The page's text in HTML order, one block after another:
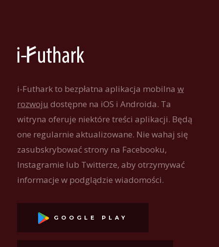
i-Futhark to bezpłatna aplikacja mobilna w
rozwoju dostępne na iOS i Androida. Ta
witryna oferuje niektóre treści aplikacji. Będą
one regularnie aktualizowane. Nie wahaj się
zasubskrybować strony na Facebooku,
Instagramie lub Twitterze, aby otrzymywać
informacje w podglądzie wiadomości.
GOOGLE PLAY